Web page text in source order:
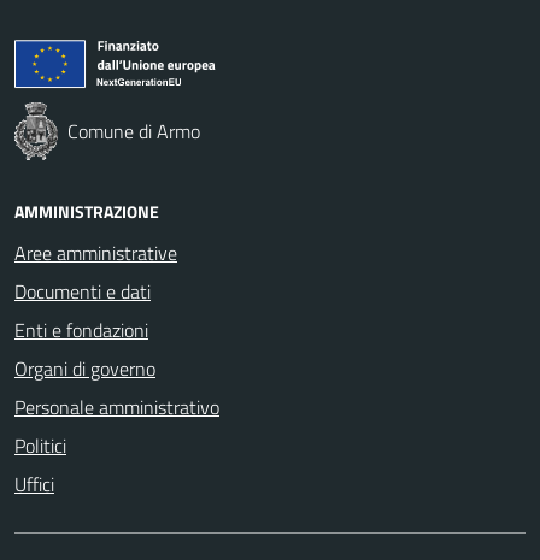
Comune di Armo
AMMINISTRAZIONE
Aree amministrative
Documenti e dati
Enti e fondazioni
Organi di governo
Personale amministrativo
Politici
Uffici